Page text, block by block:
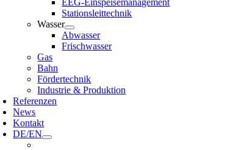
EEG-Einspeisemanagement
Stationsleittechnik
Wasser
Abwasser
Frischwasser
Gas
Bahn
Fördertechnik
Industrie & Produktion
Referenzen
News
Kontakt
DE/EN